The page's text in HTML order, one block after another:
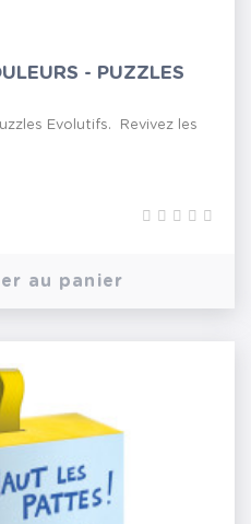
- PUZZLES
Evolutifs. Revivez les
au panier